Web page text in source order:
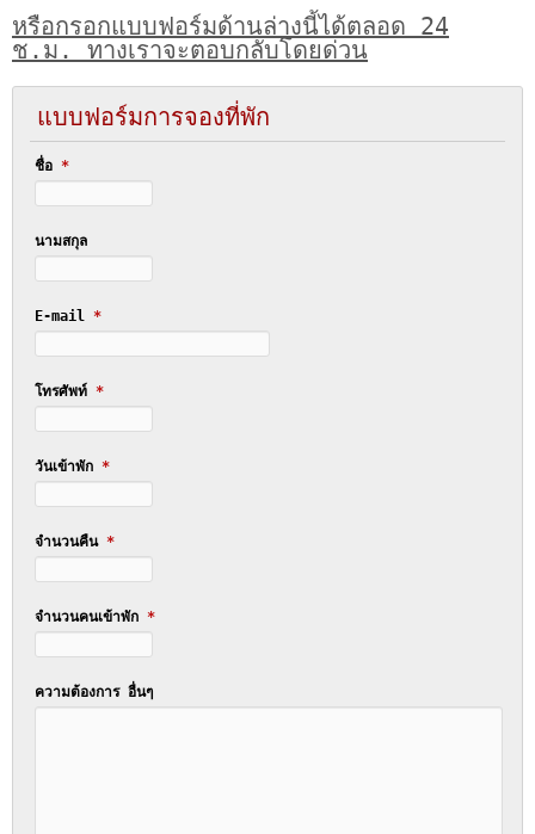
หรือกรอกแบบฟอร์มด้านล่างนี้ได้ตลอด 24
ช.ม. ทางเราจะตอบกลับโดยด่วน
แบบฟอร์มการจองที่พัก
ชื่อ *
นามสกุล
E-mail *
โทรศัพท์ *
วันเข้าพัก *
จำนวนคืน *
จำนวนคนเข้าพัก *
ความต้องการ อื่นๆ